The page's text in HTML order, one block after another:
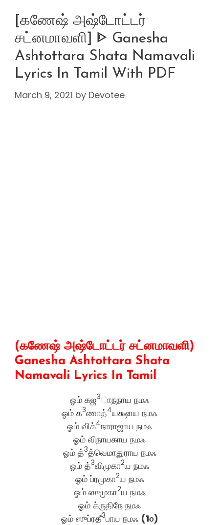
[கணேஷ் அஷ்டோட்டர்
சட்னமாவளி] ᐈ Ganesha
Ashtottara Shata Namavali
Lyrics In Tamil With PDF
March 9, 2021 by Devotee
(கணேஷ் அஷ்டோட்டர் சட்னமாவளி)
Ganesha Ashtottara Shata
Namavali Lyrics In Tamil
ஓம் கஜ3ாநநாய நமஃ
ஓம் க3ணாத்4யக்ஷாய நமஃ
ஓம் விக்4நாராஜாய நமஃ
ஓம் விநாயகாய நமஃ
ஓம் த்3த்வெமாதுராய நமஃ
ஓம் த்3விமுகா2ய நமஃ
ஓம் ப்ரமுகா2ய நமஃ
ஓம் ஸுமுகா2ய நமஃ
ஓம் க்ருதிநே நமஃ
ஓம் ஸுப்ரதீ3பாய நமஃ (1௦)